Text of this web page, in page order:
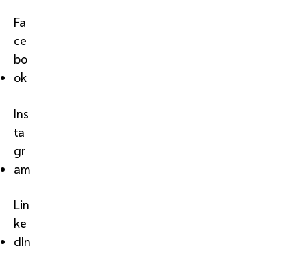
Fa
ce
bo
ok
Ins
ta
gr
am
Lin
ke
dIn